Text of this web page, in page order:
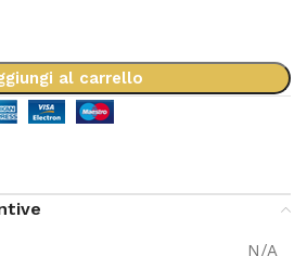
al carrello
N/A